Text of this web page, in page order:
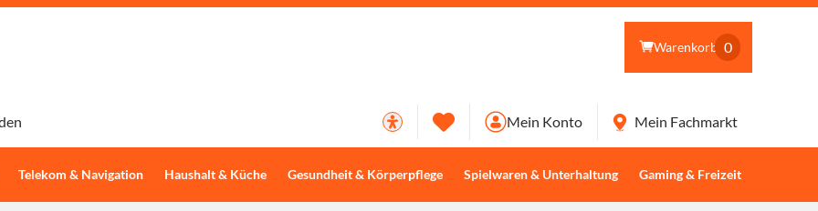
Warenkorb 0
Telekom & Navigation Haushalt & Küche Gesundheit & Körperpflege Spielwaren & Unterhaltung Gaming & Freizeit
Mein Konto Mein Fachmarkt